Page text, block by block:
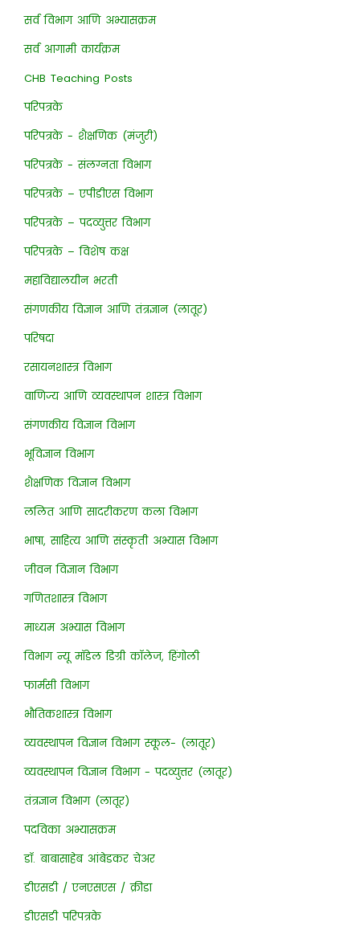
सर्व विभाग आणि अभ्यासक्रम
सर्व आगामी कार्यक्रम
CHB Teaching Posts
परिपत्रके
परिपत्रके - शैक्षणिक (मंजुरी)
परिपत्रके - संलग्नता विभाग
परिपत्रके – एपीडीएस विभाग
परिपत्रके – पदव्युत्तर विभाग
परिपत्रके – विशेष कक्ष
महाविद्यालयीन भरती
संगणकीय विज्ञान आणि तंत्रज्ञान (लातूर)
परिषदा
रसायनशास्त्र विभाग
वाणिज्य आणि व्यवस्थापन शास्त्र विभाग
संगणकीय विज्ञान विभाग
भूविज्ञान विभाग
शैक्षणिक विज्ञान विभाग
ललित आणि सादरीकरण कला विभाग
भाषा, साहित्य आणि संस्कृती अभ्यास विभाग
जीवन विज्ञान विभाग
गणितशास्त्र विभाग
माध्यम अभ्यास विभाग
विभाग न्यू मॉडेल डिग्री कॉलेज, हिंगोली
फार्मसी विभाग
भौतिकशास्त्र विभाग
व्यवस्थापन विज्ञान विभाग स्कूल- (लातूर)
व्यवस्थापन विज्ञान विभाग - पदव्युत्तर (लातूर)
तंत्रज्ञान विभाग (लातूर)
पदविका अभ्यासक्रम
डॉ. बाबासाहेब आंबेडकर चेअर
डीएसडी / एनएसएस / क्रीडा
डीएसडी परिपत्रके